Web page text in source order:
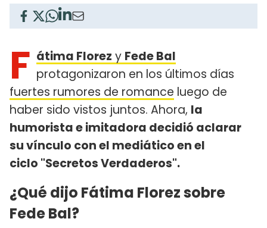
F átima Florez y Fede Bal
protagonizaron en los últimos días
fuertes rumores de romance luego de
haber sido vistos juntos. Ahora, la
humorista e imitadora decidió aclarar
su vínculo con el mediático en el
ciclo "Secretos Verdaderos".
¿Qué dijo Fátima Florez sobre
Fede Bal?